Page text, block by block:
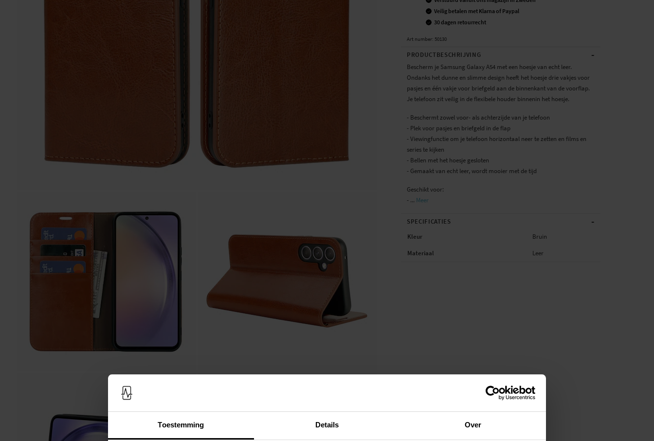
Toestemming Details Over
Veilig betalen met Klarna of Paypal
30 dagen retourrecht
Art number: 50130
PRODUCTBESCHRIJVING -
Bescherm je Samsung Galaxy A54 met een hoesje van echt leer.
Ondanks het dunne en slimme design heeft het hoesje drie vakjes voor
pasjes en één vakje voor briefgeld aan de binnenkant van de voorflap.
Je telefoon zit veilig in de flexibele houder binnenin het hoesje.
- Beschermt zowel voor- als achterzijde van je telefoon
- Plek voor pasjes en briefgeld in de flap
- Viewingfunctie om je telefoon horizontaal neer te zetten en films en
series te kijken
- Bellen met het hoesje gesloten
- Gemaakt van echt leer, wordt mooier met de tijd
Geschikt voor:
- ... Meer
SPECIFICATIES -
Kleur
Bruin
Materiaal
Leer